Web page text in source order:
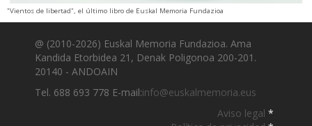
"Vientos de libertad", el último libro de Euskal Memoria Fundazioa
@ (2010-2026) Euskal Memoria Fundazioa. Ama
Kandida Etorbidea 21, Denak Poligonoa 200-201.
20140 - ANDOAIN
Tel. 688 693 778 E-mail:info@euskalmemoria.eus
Aviso legal *